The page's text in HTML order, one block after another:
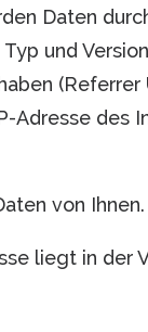
Daten
und
(Referrer
Adresse des
von Ihnen.
liegt in der